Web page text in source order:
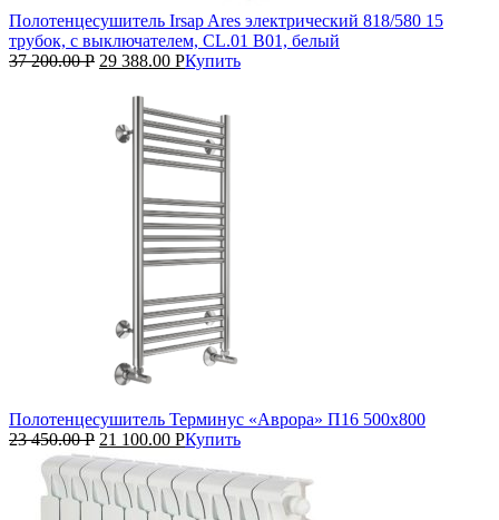
Полотенцесушитель Irsap Ares электрический 818/580 15
трубок, с выключателем, CL.01 B01, белый
37 200.00Р 29 388.00 РКупить
Полотенцесушитель Терминус «Аврора» П16 500х800
23 450.00Р 21 100.00 РКупить